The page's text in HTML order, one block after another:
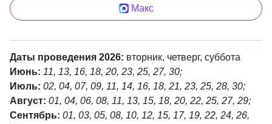
Макс
Даты проведения 2026: вторник, четверг, суббота
Июнь: 11, 13, 16, 18, 20, 23, 25, 27, 30;
Июль: 02, 04, 07, 09, 11, 14, 16, 18, 21, 23, 25, 28, 30;
Август: 01, 04, 06, 08, 11, 13, 15, 18, 20, 22, 25, 27, 29;
Сентябрь: 01, 03, 05, 08, 10, 12, 15, 17, 19, 22, 24, 26,